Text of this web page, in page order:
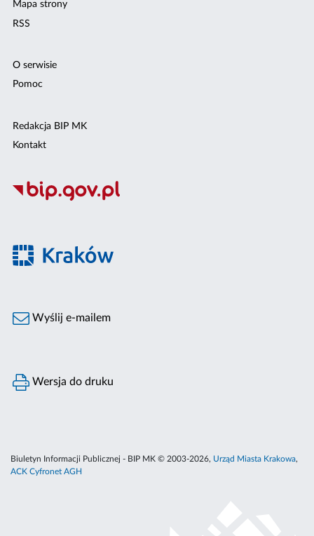
Mapa strony
RSS
O serwisie
Pomoc
Redakcja BIP MK
Kontakt
Wyślij e-mailem
Wersja do druku
Biuletyn Informacji Publicznej - BIP MK © 2003-2026, Urząd Miasta Krakowa,
ACK Cyfronet AGH